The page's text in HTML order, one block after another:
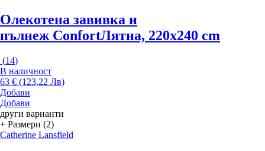
Олекотена завивка и
пълнеж ConfortЛятна, 220x240 cm
(14)
В наличност
63 € (123,22 Лв)
Добави
Добави
други варианти
+ Размери (2)
Catherine Lansfield